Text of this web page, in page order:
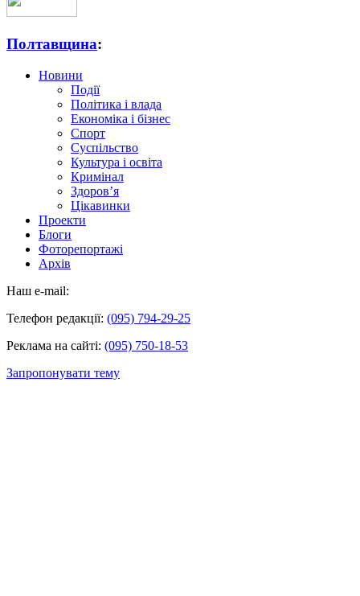
Полтавщина:
Новини
Події
Політика і влада
Економіка і бізнес
Спорт
Суспільство
Культура і освіта
Кримінал
Здоров’я
Цікавинки
Проекти
Блоги
Фоторепортажі
Архів
Наш e-mail:
Телефон редакції: (095) 794-29-25
Реклама на сайті: (095) 750-18-53
Запропонувати тему